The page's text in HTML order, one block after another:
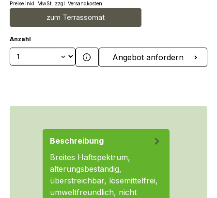
Preise inkl. MwSt. zzgl. Versandkosten
zum Terrassomat
Anzahl
Produkt Anzahl: Gib denAngebot anfordern
Beschreibung
Breites Haftspektrum,
alterungsbeständig,
überstreichbar, lösemittelfrei,
umweltfreundlich, nicht